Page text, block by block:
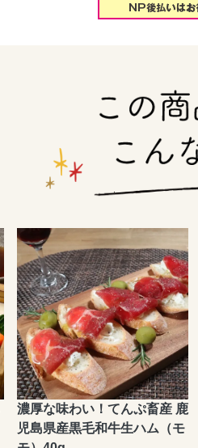
濃厚な味わい！てんぷ畜産 鹿
児島県産黒毛和牛生ハム（モ